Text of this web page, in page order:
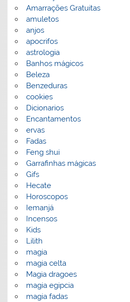
Amarrações Gratuitas
amuletos
anjos
apocrifos
astrologia
Banhos mágicos
Beleza
Benzeduras
cookies
Dicionarios
Encantamentos
ervas
Fadas
Feng shui
Garrafinhas mágicas
Gifs
Hecate
Horoscopos
Iemanjá
Incensos
Kids
Lilith
magia
magia celta
Magia dragoes
magia egipcia
magia fadas